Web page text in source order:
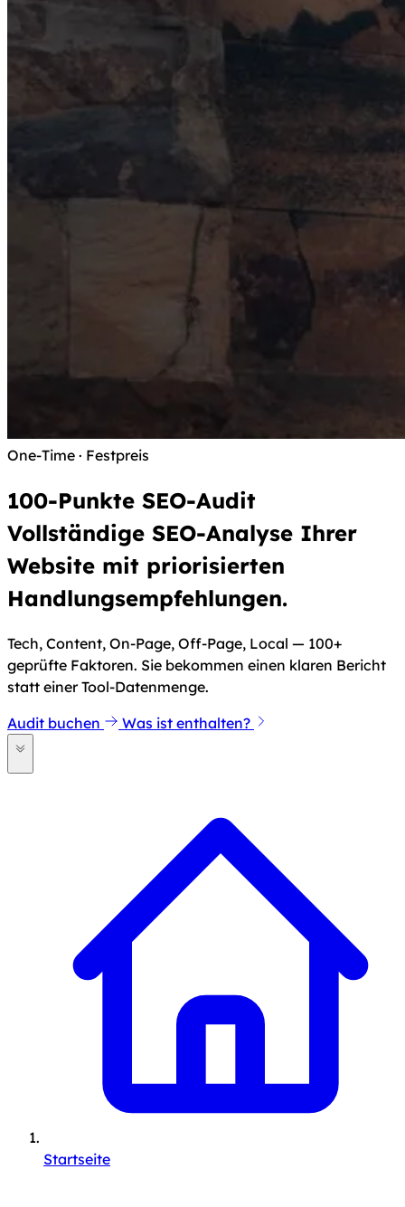
One-Time · Festpreis
100-Punkte SEO-Audit
Vollständige SEO-Analyse Ihrer
Website mit priorisierten
Handlungsempfehlungen.
Tech, Content, On-Page, Off-Page, Local — 100+
geprüfte Faktoren. Sie bekommen einen klaren Bericht
statt einer Tool-Datenmenge.
Audit buchen
Was ist enthalten?
Startseite